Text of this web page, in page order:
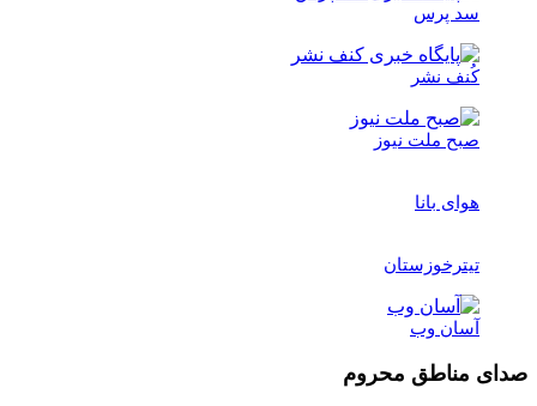
سد پرس
کُنف نشر
صبح ملت نیوز
هوای بانا
تیترخوزستان
آسان وب
صدای مناطق محروم